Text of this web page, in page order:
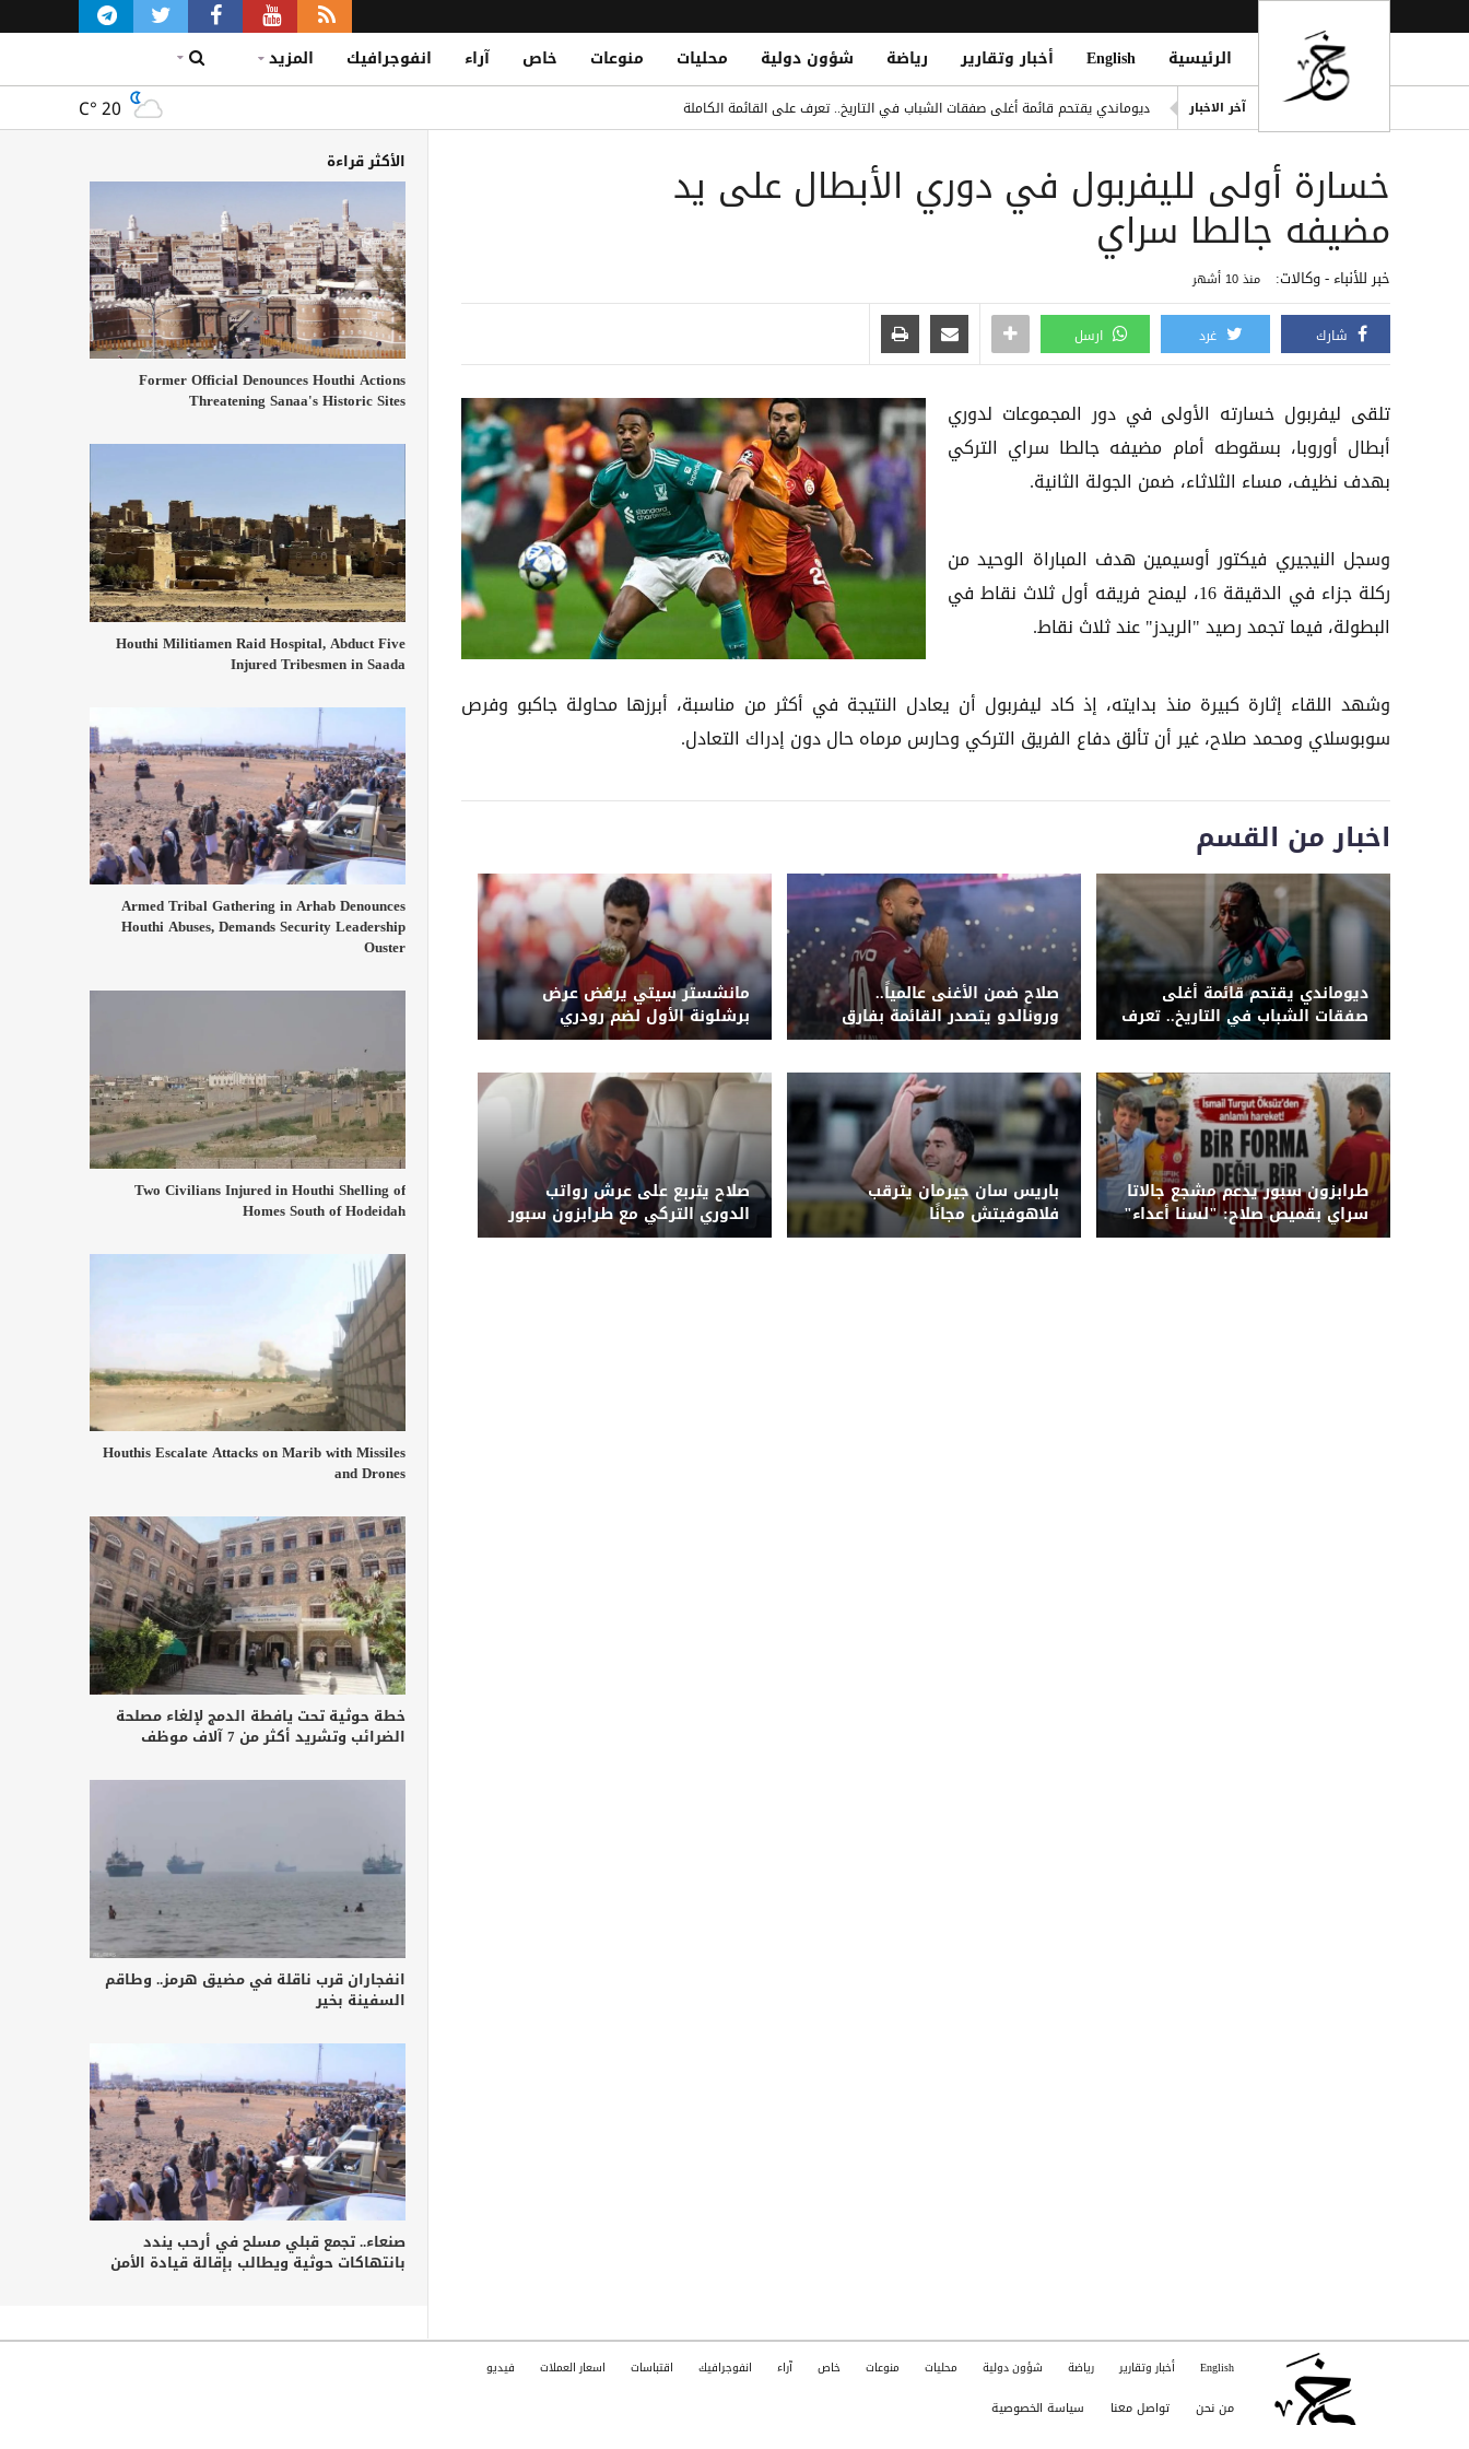
الرئيسية English أخبار وتقارير رياضة شؤون دولية محليات منوعات خاص آراء انفوجرافيك المزيد
آخر الاخبار
ديوماندي يقتحم قائمة أغلى صفقات الشباب في التاريخ.. تعرف على القائمة الكاملة
Cloudflare تطلق Kitesurf: متصفح خفيف للوكلاء الأذكياء
صلاح ضمن الأغنى عالمياً.. ورونالدو يتصدر القائمة بفارق كبير
مقتل يمني طعنًا داخل مسجد في الصومال أثناء أدائه صلاة الجمعة
C° 20
خسارة أولى لليفربول في دوري الأبطال على يد
مضيفه جالطا سراي
خبر للأنباء - وكالات: منذ 10 أشهر
شارك غرد ارسل
تلقى ليفربول خسارته الأولى في دور المجموعات لدوري
أبطال أوروبا، بسقوطه أمام مضيفه جالطا سراي التركي
بهدف نظيف، مساء الثلاثاء، ضمن الجولة الثانية.
وسجل النيجيري فيكتور أوسيمين هدف المباراة الوحيد من
ركلة جزاء في الدقيقة 16، ليمنح فريقه أول ثلاث نقاط في
البطولة، فيما تجمد رصيد "الريدز" عند ثلاث نقاط.
وشهد اللقاء إثارة كبيرة منذ بدايته، إذ كاد ليفربول أن يعادل النتيجة في أكثر من مناسبة، أبرزها محاولة جاكبو وفرص
سوبوسلاي ومحمد صلاح، غير أن تألق دفاع الفريق التركي وحارس مرماه حال دون إدراك التعادل.
اخبار من القسم
ديوماندي يقتحم قائمة أغلى
صفقات الشباب في التاريخ.. تعرف
على القائمة الكاملة
صلاح ضمن الأغنى عالمياً..
ورونالدو يتصدر القائمة بفارق
كبير
مانشستر سيتي يرفض عرض
برشلونة الأول لضم رودري
طرابزون سبور يدعم مشجع جالاتا
سراي بقميص صلاح: "لسنا أعداء"
باريس سان جيرمان يترقب
فلاهوفيتش مجانًا
صلاح يتربع على عرش رواتب
الدوري التركي مع طرابزون سبور
الأكثر قراءة
Former Official Denounces Houthi Actions
Threatening Sanaa's Historic Sites
Houthi Militiamen Raid Hospital, Abduct Five
Injured Tribesmen in Saada
Armed Tribal Gathering in Arhab Denounces
Houthi Abuses, Demands Security Leadership
Ouster
Two Civilians Injured in Houthi Shelling of
Homes South of Hodeidah
Houthis Escalate Attacks on Marib with Missiles
and Drones
خطة حوثية تحت يافطة الدمج لإلغاء مصلحة
الضرائب وتشريد أكثر من 7 آلاف موظف
انفجاران قرب ناقلة في مضيق هرمز.. وطاقم
السفينة بخير
صنعاء.. تجمع قبلي مسلح في أرحب يندد
بانتهاكات حوثية ويطالب بإقالة قيادة الأمن
English أخبار وتقارير رياضة شؤون دولية محليات منوعات خاص آراء انفوجرافيك اقتباسات اسعار العملات فيديو
من نحن تواصل معنا
سياسة الخصوصية